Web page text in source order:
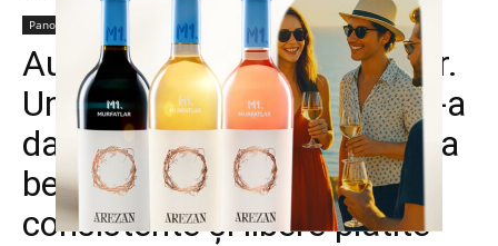
Panorama
Au şi americanii ŢEPARII lor.
Un expert guvernamental s-a
dat drept agent CIA pentru a
beneficia de bonusuri
consistente şi libere plătite